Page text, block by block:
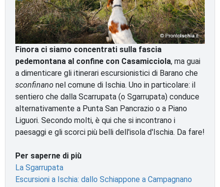
Finora ci siamo concentrati sulla fascia
pedemontana al confine con Casamicciola, ma guai
a dimenticare gli itinerari escursionistici di Barano che
sconfinano nel comune di Ischia. Uno in particolare: il
sentiero che dalla Scarrupata (o Sgarrupata) conduce
alternativamente a Punta San Pancrazio o a Piano
Liguori. Secondo molti, è qui che si incontrano i
paesaggi e gli scorci più belli dell'isola d'Ischia. Da fare!
Per saperne di più
La Sgarrupata
Escursioni a Ischia: dallo Schiappone a Campagnano